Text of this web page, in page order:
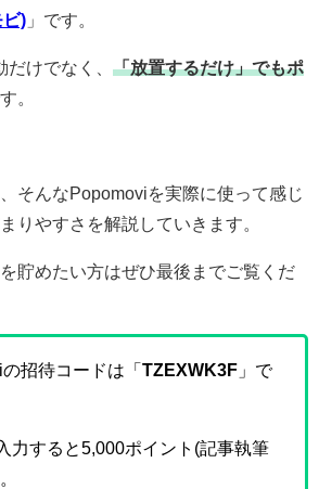
) 」です。
けでなく、 「放置するだけ」でもポ
。
そんなPopomoviを実際に使って感じ
りやすさを解説していきます。
貯めたい方はぜひ最後までご覧くだ
招待コードは「 TZEXWK3F 」で
力すると5,000ポイント(記事執筆